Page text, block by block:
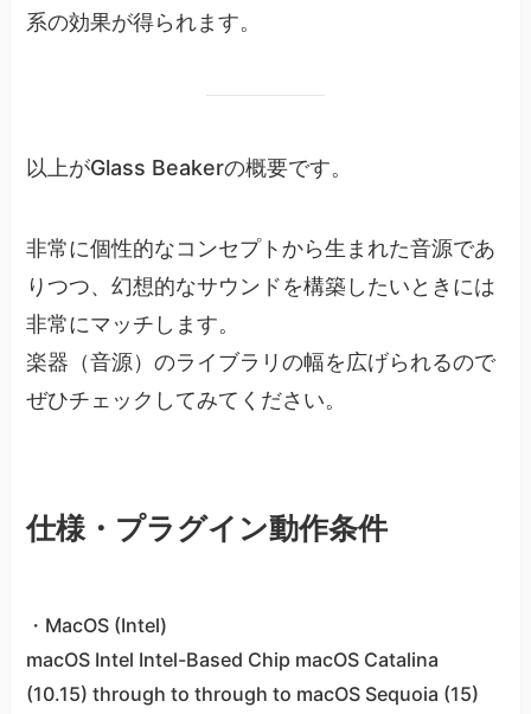
系の効果が得られます。
以上がGlass Beakerの概要です。
非常に個性的なコンセプトから生まれた音源であ
りつつ、幻想的なサウンドを構築したいときには
非常にマッチします。
楽器（音源）のライブラリの幅を広げられるので
ぜひチェックしてみてください。
仕様・プラグイン動作条件
・MacOS (Intel)
macOS Intel Intel-Based Chip macOS Catalina
(10.15) through to through to macOS Sequoia (15)